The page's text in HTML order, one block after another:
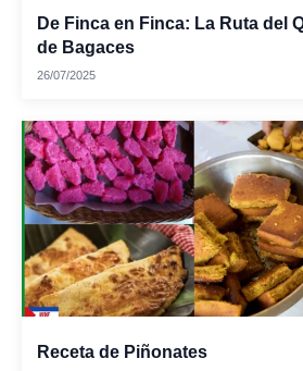
De Finca en Finca: La Ruta del
de Bagaces
26/07/2025
Receta de Piñonates